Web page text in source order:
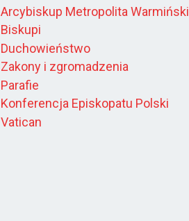
Arcybiskup Metropolita Warmiński
Biskupi
Duchowieństwo
Zakony i zgromadzenia
Parafie
Konferencja Episkopatu Polski
Vatican